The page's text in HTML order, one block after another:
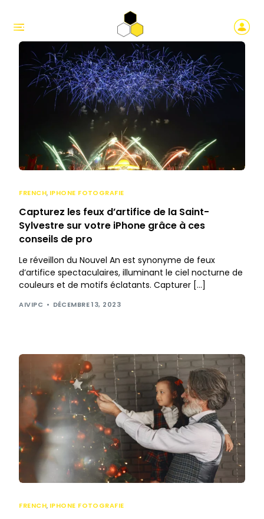
FRENCH, IPHONE FOTOGRAFIE
Capturez les feux d’artifice de la Saint-
Sylvestre sur votre iPhone grâce à ces
conseils de pro
Le réveillon du Nouvel An est synonyme de feux
d’artifice spectaculaires, illuminant le ciel nocturne de
couleurs et de motifs éclatants. Capturer […]
AIVIPC DÉCEMBRE 13, 2023
FRENCH, IPHONE FOTOGRAFIE